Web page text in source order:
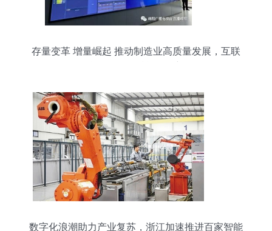
存量变革 增量崛起 推动制造业高质量发展，互联
数字化浪潮助力产业复苏，浙江加速推进百家智能